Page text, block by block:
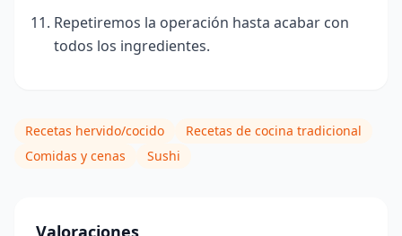
Repetiremos la operación hasta acabar con
todos los ingredientes.
Recetas hervido/cocido
Recetas de cocina tradicional
Comidas y cenas
Sushi